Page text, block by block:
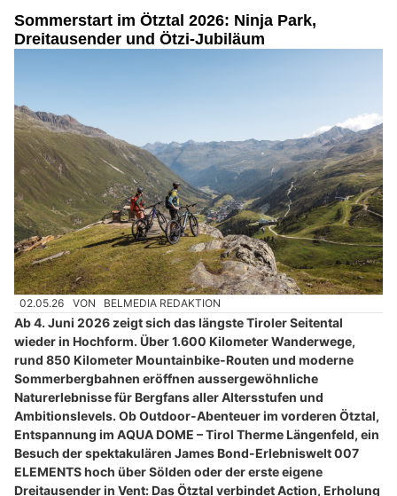
Sommerstart im Ötztal 2026: Ninja Park,
Dreitausender und Ötzi-Jubiläum
02.05.26 VON BELMEDIA REDAKTION
Ab 4. Juni 2026 zeigt sich das längste Tiroler Seitental
wieder in Hochform. Über 1.600 Kilometer Wanderwege,
rund 850 Kilometer Mountainbike-Routen und moderne
Sommerbergbahnen eröffnen aussergewöhnliche
Naturerlebnisse für Bergfans aller Altersstufen und
Ambitionslevels. Ob Outdoor-Abenteuer im vorderen Ötztal,
Entspannung im AQUA DOME – Tirol Therme Längenfeld, ein
Besuch der spektakulären James Bond-Erlebniswelt 007
ELEMENTS hoch über Sölden oder der erste eigene
Dreitausender in Vent: Das Ötztal verbindet Action, Erholung